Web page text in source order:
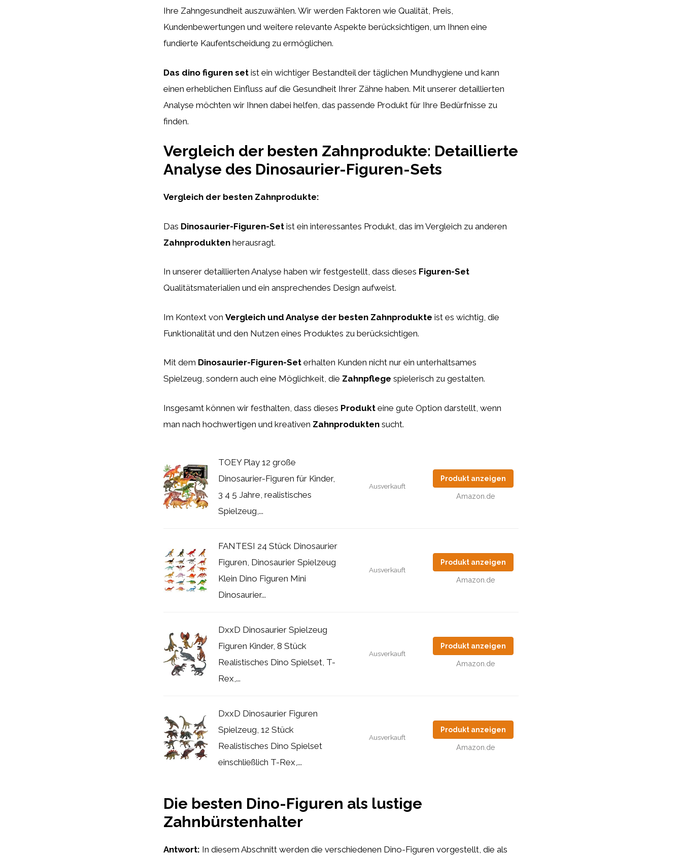
Ihre Zahngesundheit auszuwählen. Wir werden Faktoren wie Qualität, Preis,
Kundenbewertungen und weitere relevante Aspekte berücksichtigen, um Ihnen eine
fundierte Kaufentscheidung zu ermöglichen.
Das dino figuren set ist ein wichtiger Bestandteil der täglichen Mundhygiene und kann
einen erheblichen Einfluss auf die Gesundheit Ihrer Zähne haben. Mit unserer detaillierten
Analyse möchten wir Ihnen dabei helfen, das passende Produkt für Ihre Bedürfnisse zu
finden.
Vergleich der besten Zahnprodukte: Detaillierte
Analyse des Dinosaurier-Figuren-Sets
Vergleich der besten Zahnprodukte:
Das Dinosaurier-Figuren-Set ist ein interessantes Produkt, das im Vergleich zu anderen
Zahnprodukten herausragt.
In unserer detaillierten Analyse haben wir festgestellt, dass dieses Figuren-Set
Qualitätsmaterialien und ein ansprechendes Design aufweist.
Im Kontext von Vergleich und Analyse der besten Zahnprodukte ist es wichtig, die
Funktionalität und den Nutzen eines Produktes zu berücksichtigen.
Mit dem Dinosaurier-Figuren-Set erhalten Kunden nicht nur ein unterhaltsames
Spielzeug, sondern auch eine Möglichkeit, die Zahnpflege spielerisch zu gestalten.
Insgesamt können wir festhalten, dass dieses Produkt eine gute Option darstellt, wenn
man nach hochwertigen und kreativen Zahnprodukten sucht.
TOEY Play 12 große
Dinosaurier-Figuren für Kinder,
3 4 5 Jahre, realistisches
Spielzeug,...
Ausverkauft
Produkt anzeigen
Amazon.de
FANTESI 24 Stück Dinosaurier
Figuren, Dinosaurier Spielzeug
Klein Dino Figuren Mini
Dinosaurier...
Ausverkauft
Produkt anzeigen
Amazon.de
DxxD Dinosaurier Spielzeug
Figuren Kinder, 8 Stück
Realistisches Dino Spielset, T-
Rex,...
Ausverkauft
Produkt anzeigen
Amazon.de
DxxD Dinosaurier Figuren
Spielzeug, 12 Stück
Realistisches Dino Spielset
einschließlich T-Rex,...
Ausverkauft
Produkt anzeigen
Amazon.de
Die besten Dino-Figuren als lustige
Zahnbürstenhalter
Antwort: In diesem Abschnitt werden die verschiedenen Dino-Figuren vorgestellt, die als